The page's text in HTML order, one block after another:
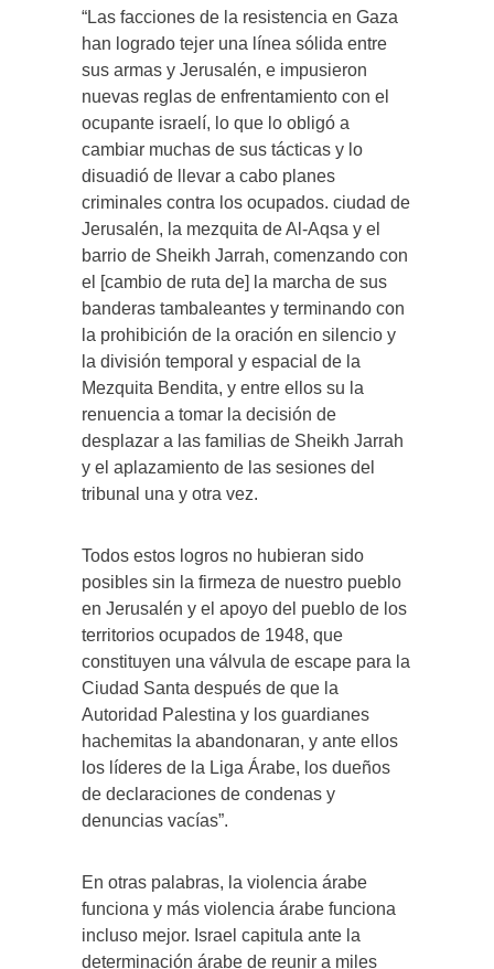
“Las facciones de la resistencia en Gaza
han logrado tejer una línea sólida entre
sus armas y Jerusalén, e impusieron
nuevas reglas de enfrentamiento con el
ocupante israelí, lo que lo obligó a
cambiar muchas de sus tácticas y lo
disuadió de llevar a cabo planes
criminales contra los ocupados. ciudad de
Jerusalén, la mezquita de Al-Aqsa y el
barrio de Sheikh Jarrah, comenzando con
el [cambio de ruta de] la marcha de sus
banderas tambaleantes y terminando con
la prohibición de la oración en silencio y
la división temporal y espacial de la
Mezquita Bendita, y entre ellos su la
renuencia a tomar la decisión de
desplazar a las familias de Sheikh Jarrah
y el aplazamiento de las sesiones del
tribunal una y otra vez.
Todos estos logros no hubieran sido
posibles sin la firmeza de nuestro pueblo
en Jerusalén y el apoyo del pueblo de los
territorios ocupados de 1948, que
constituyen una válvula de escape para la
Ciudad Santa después de que la
Autoridad Palestina y los guardianes
hachemitas la abandonaran, y ante ellos
los líderes de la Liga Árabe, los dueños
de declaraciones de condenas y
denuncias vacías”.
En otras palabras, la violencia árabe
funciona y más violencia árabe funciona
incluso mejor. Israel capitula ante la
determinación árabe de reunir a miles